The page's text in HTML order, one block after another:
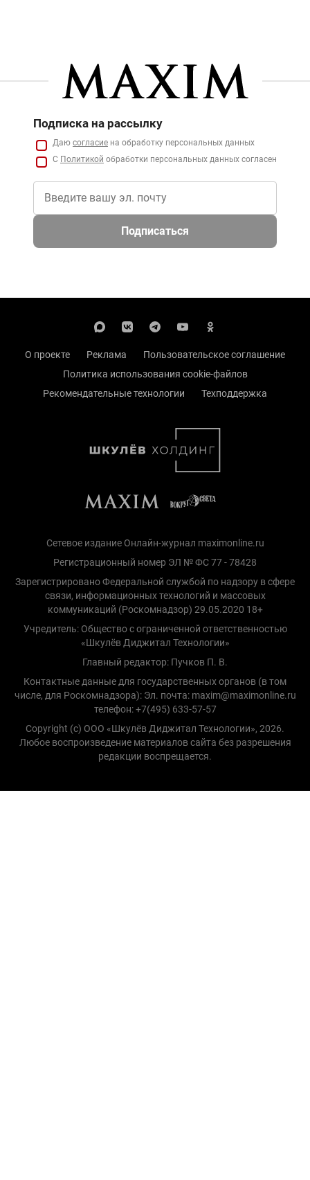
Подписка на рассылку
Даю согласие на обработку персональных данных
С Политикой обработки персональных данных согласен
Подписаться
О проекте Реклама
Пользовательское соглашение
Политика использования cookie-файлов
Рекомендательные технологии
Техподдержка
Сетевое издание Онлайн-журнал maximonline.ru
Регистрационный номер ЭЛ № ФС 77 - 78428
Зарегистрировано Федеральной службой по надзору в сфере
связи, информационных технологий и массовых
коммуникаций (Роскомнадзор) 29.05.2020 18+
Учредитель: Общество с ограниченной ответственностью
«Шкулёв Диджитал Технологии»
Главный редактор: Пучков П. В.
Контактные данные для государственных органов (в том
числе, для Роскомнадзора): Эл. почта: maxim@maximonline.ru
телефон: +7(495) 633-57-57
Copyright (с) ООО «Шкулёв Диджитал Технологии», 2026.
Любое воспроизведение материалов сайта без разрешения
редакции воспрещается.